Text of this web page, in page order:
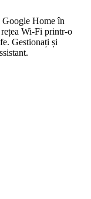
Google Home în
Wi-Fi printr-o
Gestionați și